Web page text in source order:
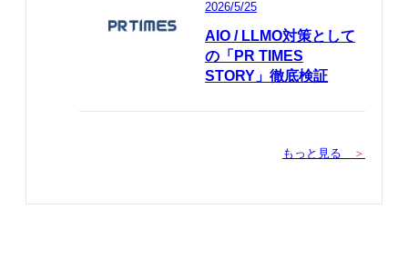
2026/5/25
AIO / LLMO対策として
の「PR TIMES
STORY」徹底検証
もっと見る ＞